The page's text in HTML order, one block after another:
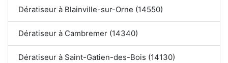
Dératiseur à Blainville-sur-Orne (14550)
Dératiseur à Cambremer (14340)
Dératiseur à Saint-Gatien-des-Bois (14130)